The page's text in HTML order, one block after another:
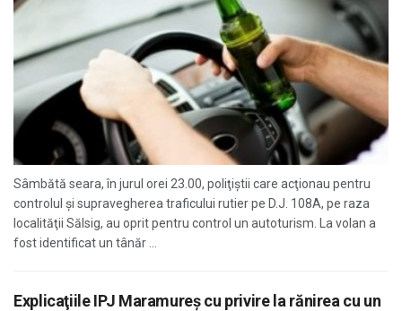
Sâmbătă seara, în jurul orei 23.00, poliţiştii care acţionau pentru
controlul şi supravegherea traficului rutier pe D.J. 108A, pe raza
localităţii Sălsig, au oprit pentru control un autoturism. La volan a
fost identificat un tânăr ...
Explicaţiile IPJ Maramureş cu privire la rănirea cu un